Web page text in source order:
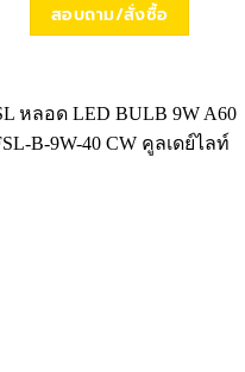
สอบถาม/สั่งซื้อ